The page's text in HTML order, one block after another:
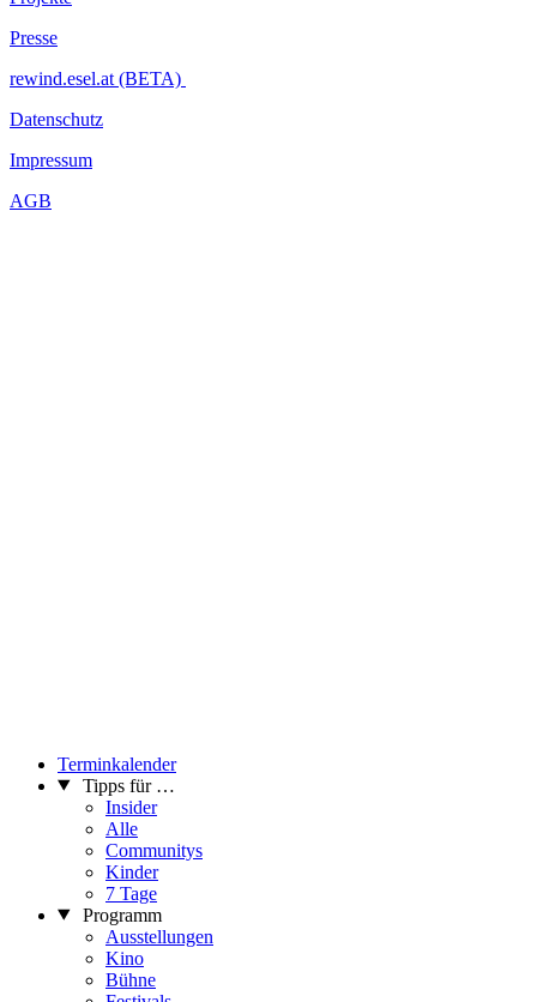
Presse
rewind.esel.at (BETA)
Datenschutz
Impressum
AGB
Terminkalender
Tipps für …
Insider
Alle
Communitys
Kinder
7 Tage
Programm
Ausstellungen
Kino
Bühne